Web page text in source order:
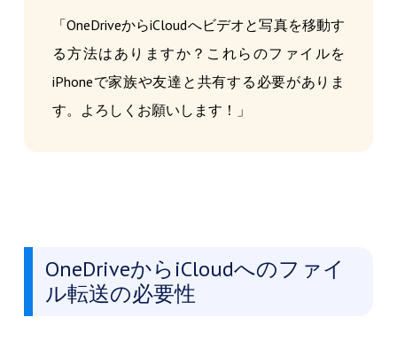
「OneDriveからiCloudへビデオと写真を移動す
る方法はありますか？これらのファイルを
iPhoneで家族や友達と共有する必要がありま
す。よろしくお願いします！」
OneDriveからiCloudへのファイ
ル転送の必要性